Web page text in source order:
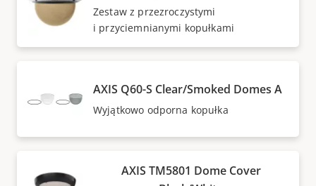
Zestaw z przezroczystymi
i przyciemnianymi kopułkami
AXIS Q60-S Clear/Smoked Domes A
Wyjątkowo odporna kopułka
AXIS TM5801 Dome Cover